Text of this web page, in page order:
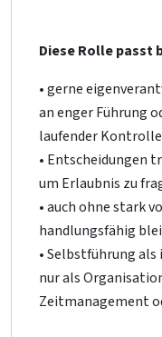
Diese Rolle passt
• gerne
an enger Führung
laufender
• Entscheidungen
um Erlaubnis zu
• auch ohne stark
handlungsfähig
• Selbstführung
nur als
Zeitmanagement